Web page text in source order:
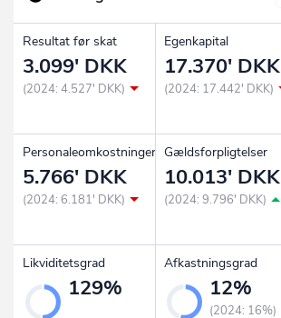
Resultat før skat
3.099' DKK
(2024: 4.527' DKK)
Egenkapital
17.370' DKK
(2024: 17.442' DKK)
Personaleomkostninger
5.766' DKK
(2024: 6.181' DKK)
Gældsforpligtelser
10.013' DKK
(2024: 9.796' DKK)
Likviditetsgrad
129%
Afkastningsgrad
12%
(2024: 16%)